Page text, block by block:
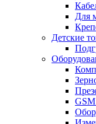
Для
Детские
GSM